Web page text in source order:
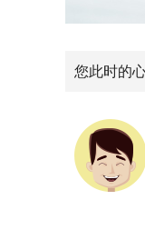
您此时的